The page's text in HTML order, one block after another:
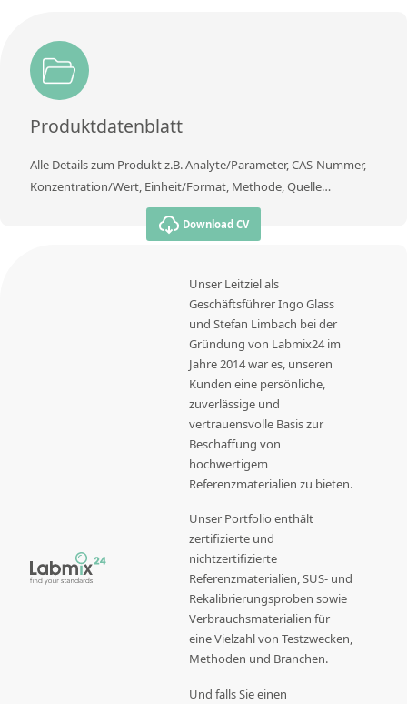
Produktdatenblatt
Alle Details zum Produkt z.B. Analyte/Parameter, CAS-Nummer,
Konzentration/Wert, Einheit/Format, Methode, Quelle…
Download CV
Unser Leitziel als
Geschäftsführer Ingo Glass
und Stefan Limbach bei der
Gründung von Labmix24 im
Jahre 2014 war es, unseren
Kunden eine persönliche,
zuverlässige und
vertrauensvolle Basis zur
Beschaffung von
hochwertigem
Referenzmaterialien zu bieten.
Unser Portfolio enthält
zertifizierte und
nichtzertifizierte
Referenzmaterialien, SUS- und
Rekalibrierungsproben sowie
Verbrauchsmaterialien für
eine Vielzahl von Testzwecken,
Methoden und Branchen.
Und falls Sie einen